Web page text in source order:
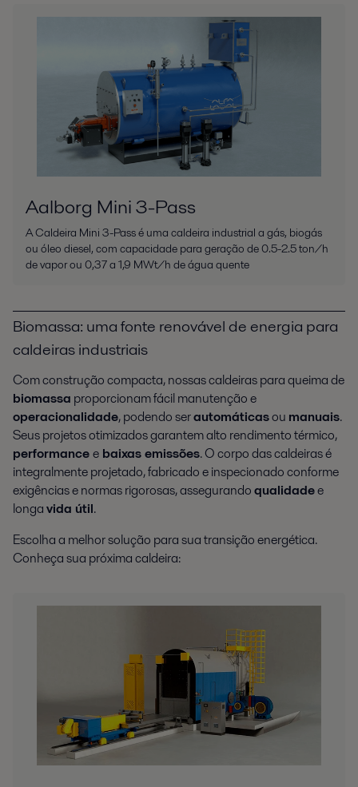
Aalborg Mini 3-Pass
A Caldeira Mini 3-Pass é uma caldeira industrial a gás, biogás
ou óleo diesel, com capacidade para geração de 0.5-2.5 ton/h
de vapor ou 0,37 a 1,9 MWt/h de água quente
Biomassa: uma fonte renovável de energia para
caldeiras industriais
Com construção compacta, nossas caldeiras para queima de
biomassa proporcionam fácil manutenção e
operacionalidade, podendo serautomáticasou manuais.
Seus projetos otimizados garantem alto rendimento térmico,
performancee baixas emissões. O corpo das caldeiras é
integralmente projetado, fabricado e inspecionado conforme
exigências e normas rigorosas, assegurandoqualidadee
longavida útil.
Escolha a melhor solução para sua transição energética.
Conheça sua próxima caldeira: